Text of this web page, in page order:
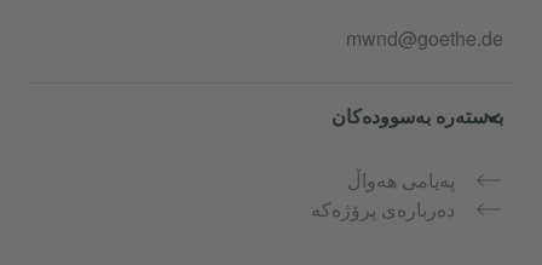
mwnd@goethe.de
بەستەرە بەسوودەکان
پەیامی هەواڵ
دەربارەی پرۆژەکە